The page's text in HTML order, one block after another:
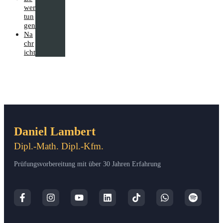
wer
tun
gen
Na
chr
icht
Daniel Lambert
Dipl.-Math. Dipl.-Kfm.
Prüfungsvorbereitung mit über 30 Jahren Erfahrung